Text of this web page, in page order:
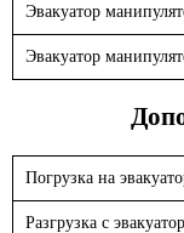
Эвакуатор
Эвакуатор
Погрузка на
Разгрузка с